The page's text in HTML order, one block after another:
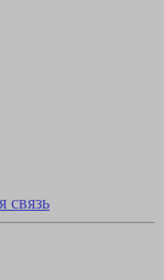
связь